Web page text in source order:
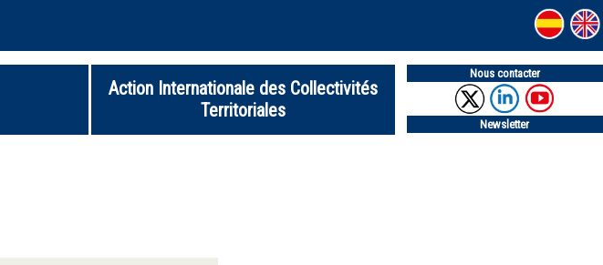
Action Internationale des Collectivités
Territoriales
Nous contacter
Newsletter